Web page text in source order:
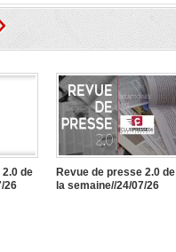
de
26
Revue de presse 2.0 de
la semaine//24/07/26